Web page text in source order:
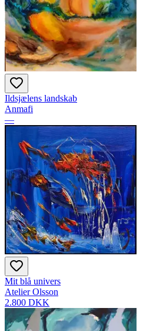
Ildsjælens landskab
Anmafi
—
Mit blå univers
Atelier Olsson
2.800 DKK